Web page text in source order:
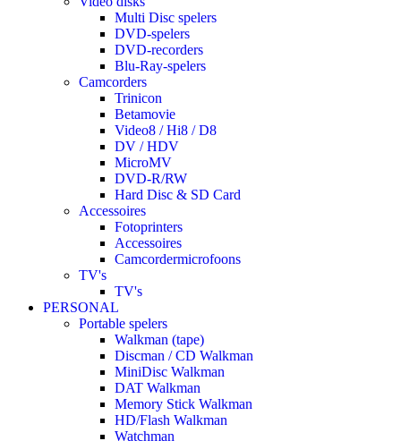
Multi Disc spelers
DVD-spelers
DVD-recorders
Blu-Ray-spelers
Camcorders
Trinicon
Betamovie
Video8 / Hi8 / D8
DV / HDV
MicroMV
DVD-R/RW
Hard Disc & SD Card
Accessoires
Fotoprinters
Accessoires
Camcordermicrofoons
TV's
TV's
PERSONAL
Portable spelers
Walkman (tape)
Discman / CD Walkman
MiniDisc Walkman
DAT Walkman
Memory Stick Walkman
HD/Flash Walkman
Watchman